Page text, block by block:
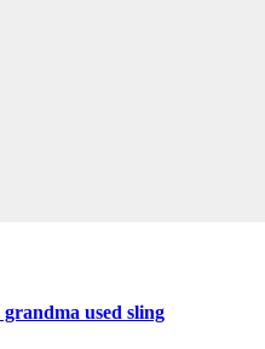
used sling